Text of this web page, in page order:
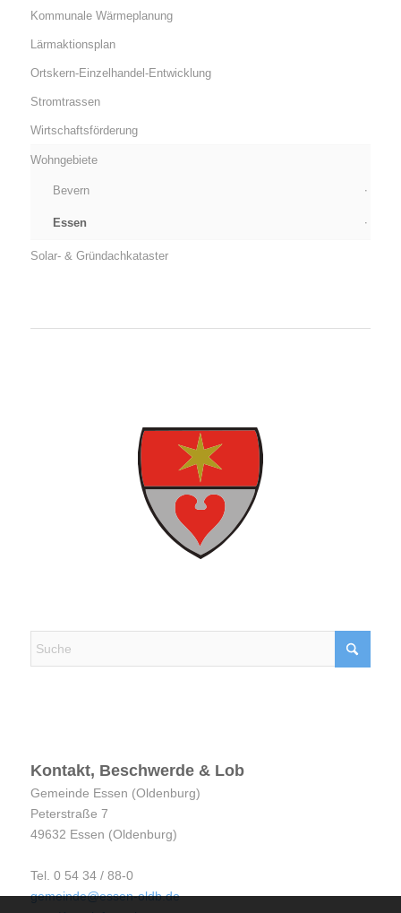
Kommunale Wärmeplanung
Lärmaktionsplan
Ortskern-Einzelhandel-Entwicklung
Stromtrassen
Wirtschaftsförderung
Wohngebiete
Bevern
Essen
Solar- & Gründachkataster
Kontakt, Beschwerde & Lob
Gemeinde Essen (Oldenburg)
Peterstraße 7
49632 Essen (Oldenburg)
Tel. 0 54 34 / 88-0
gemeinde@essen-oldb.de